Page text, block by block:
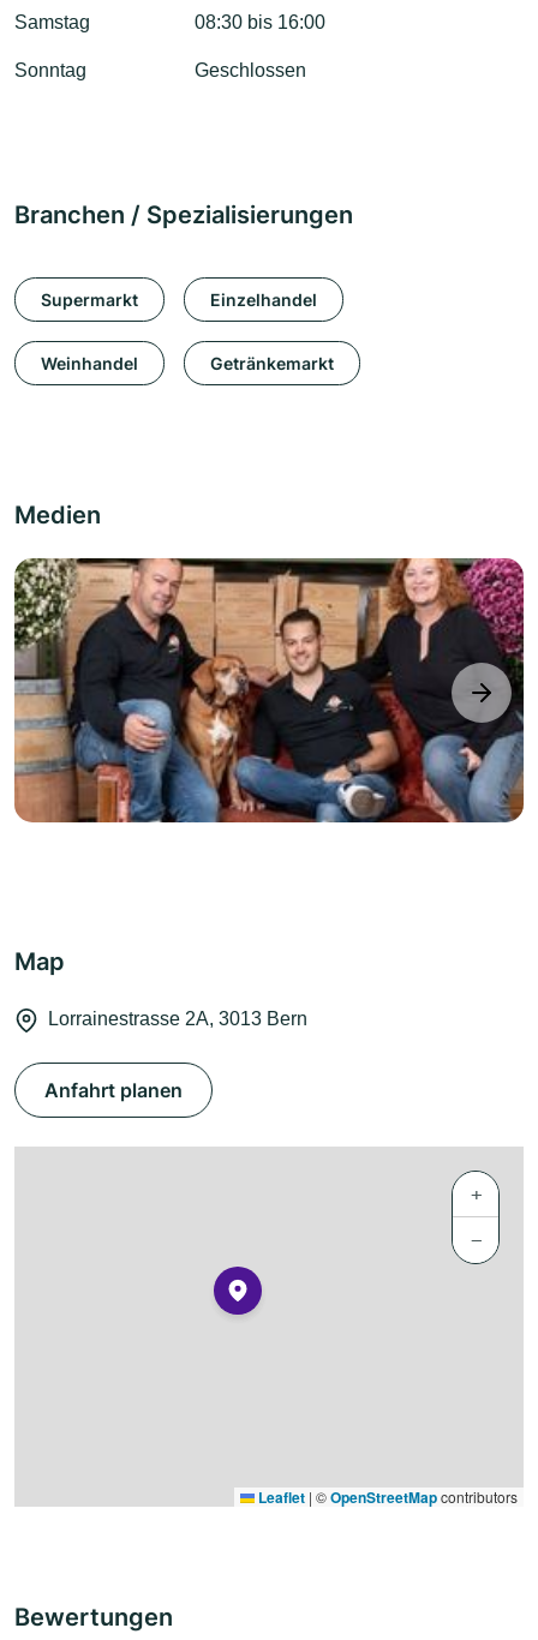
Samstag 08:30 bis 16:00
Sonntag Geschlossen
Branchen / Spezialisierungen
Supermarkt Einzelhandel
Weinhandel Getränkemarkt
Medien
next
Map
Lorrainestrasse 2A, 3013 Bern
Anfahrt planen
+
−
Leaflet | ©OpenStreetMapcontributors
Bewertungen